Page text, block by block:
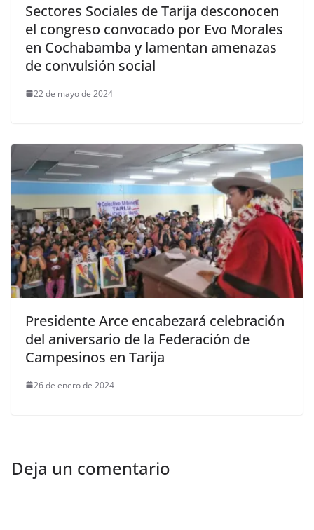
Sectores Sociales de Tarija desconocen
el congreso convocado por Evo Morales
en Cochabamba y lamentan amenazas
de convulsión social
22 de mayo de 2024
Presidente Arce encabezará celebración
del aniversario de la Federación de
Campesinos en Tarija
26 de enero de 2024
Deja un comentario